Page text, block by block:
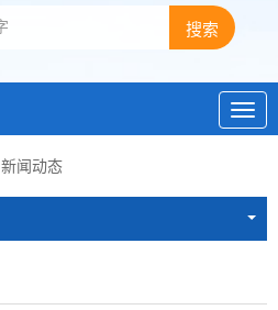
新闻动态